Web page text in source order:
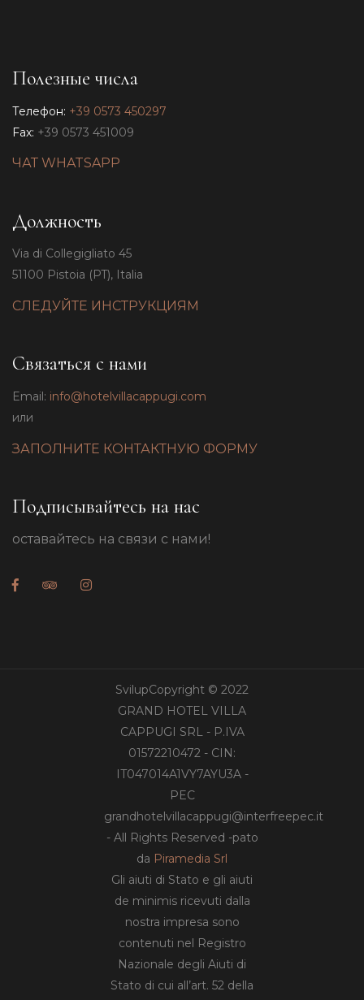
Полезные числа
Телефон: +39 0573 450297
Fax: +39 0573 451009
ЧАТ WHATSAPP
Должность
Via di Collegigliato 45
51100 Pistoia (PT), Italia
СЛЕДУЙТЕ ИНСТРУКЦИЯМ
Связаться с нами
Email: info@hotelvillacappugi.com
или
ЗАПОЛНИТЕ КОНТАКТНУЮ ФОРМУ
Подписывайтесь на нас
оставайтесь на связи с нами!
SvilupCopyright © 2022
GRAND HOTEL VILLA
CAPPUGI SRL - P.IVA
01572210472 - CIN:
IT047014A1VY7AYU3A -
PEC
grandhotelvillacappugi@interfreepec.it
- All Rights Reserved -pato
da Piramedia Srl
Gli aiuti di Stato e gli aiuti
de minimis ricevuti dalla
nostra impresa sono
contenuti nel Registro
Nazionale degli Aiuti di
Stato di cui all’art. 52 della